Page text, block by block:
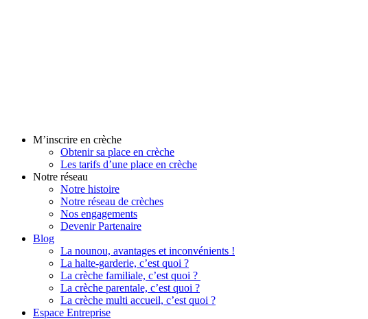
M’inscrire en crèche
Obtenir sa place en crèche
Les tarifs d’une place en crèche
Notre réseau
Notre histoire
Notre réseau de crèches
Nos engagements
Devenir Partenaire
Blog
La nounou, avantages et inconvénients !
La halte-garderie, c’est quoi ?
La crèche familiale, c’est quoi ?
La crèche parentale, c’est quoi ?
La crèche multi accueil, c’est quoi ?
Espace Entreprise